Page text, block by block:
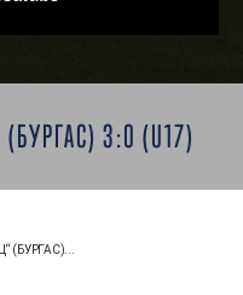
3:0 (U17)
(БУРГАС)...